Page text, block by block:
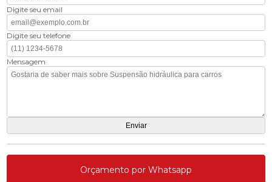
Digite seu email
Digite seu telefone
Mensagem
Orçamento por Whatsapp